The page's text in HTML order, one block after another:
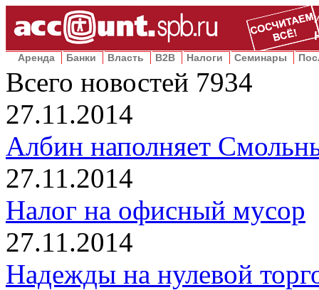
Аренда Банки Власть B2B Налоги Семинары
Всего новостей 7934
27.11.2014
Албин наполняет
27.11.2014
Налог на офисный мусор
27.11.2014
Надежды на нулевой